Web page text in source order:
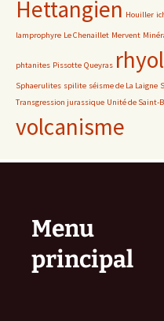
Hettangien Houiller
lamprophyre Le Chenaillet Mervent
phtanites Pissotte Queyras
Sphaerulites spilite séisme de La Laigne
Transgression jurassique Unité de Saint-
volcanisme
Menu
principal